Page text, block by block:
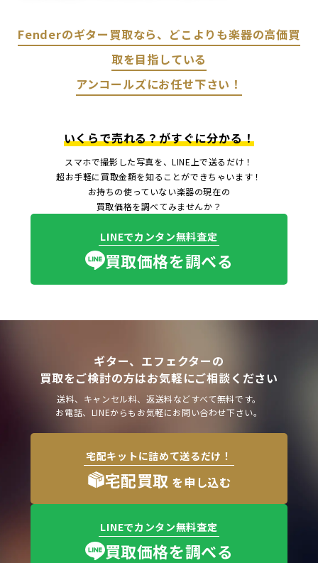
Fenderのギター買取なら、どこよりも楽器の高価買
取を目指している
アンコールズにお任せ下さい！
いくらで売れる？がすぐに分かる！
スマホで撮影した写真を、LINE上で送るだけ！
超お手軽に買取金額を知ることができちゃいます！
お持ちの使っていない楽器の現在の
買取価格を調べてみませんか？
LINEでカンタン無料査定
買取価格を調べる
ギター、エフェクターの
買取をご検討の方はお気軽にご相談ください
送料、キャンセル料、返送料などすべて無料です。
お電話、LINEからもお気軽にお問い合わせ下さい。
宅配キットに詰めて送るだけ！
宅配買取 を申し込む
LINEでカンタン無料査定
買取価格を調べる